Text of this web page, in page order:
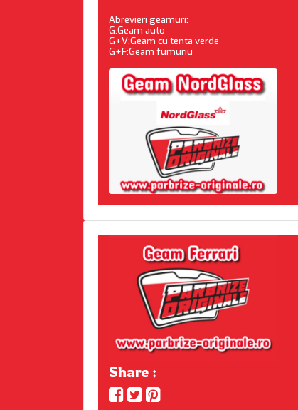
Abrevieri geamuri:
G:Geam auto
G+V:Geam cu tenta verde
G+F:Geam fumuriu
Share :